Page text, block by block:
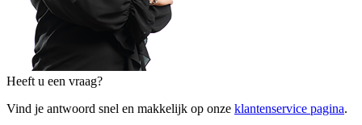
Heeft u een vraag?
Vind je antwoord snel en makkelijk op onze klantenservice pagina.